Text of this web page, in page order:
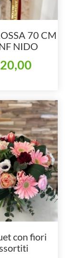
70 CM
NIDO
FIORI
con fiori